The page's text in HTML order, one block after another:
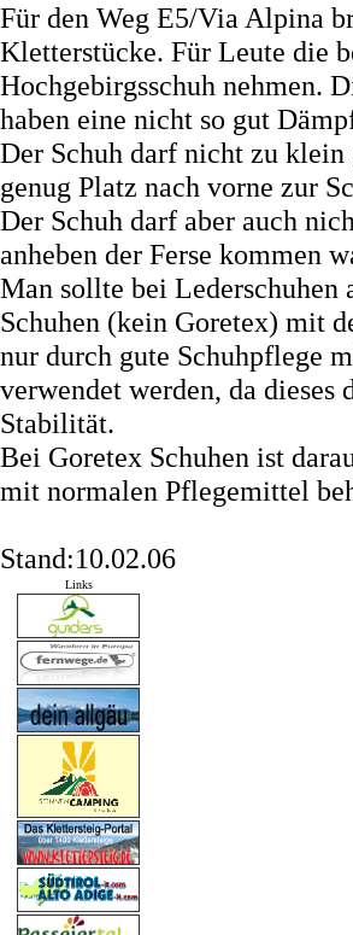
Für den Weg E5/Via Alpina
Kletterstücke. Für Leute die
Hochgebirgsschuh nehmen.
haben eine nicht so gut
Der Schuh darf nicht zu klein
genug Platz nach vorne zur
Der Schuh darf aber auch
anheben der Ferse kommen
Man sollte bei
Schuhen (kein Goretex) mit
nur durch gute Schuhpflege
verwendet werden, da
Stabilität.
Bei Goretex Schuhen ist
mit normalen Pflegemittel
Stand:10.02.06
Links